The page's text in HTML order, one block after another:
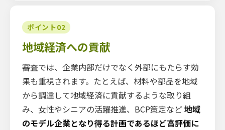
ポイント02
地域経済への貢献
審査では、企業内部だけでなく外部にもたらす効
果も重視されます。たとえば、材料や部品を地域
から調達して地域経済に貢献するような取り組
み、女性やシニアの活躍推進、BCP策定など地域
のモデル企業となり得る計画であるほど高評価に